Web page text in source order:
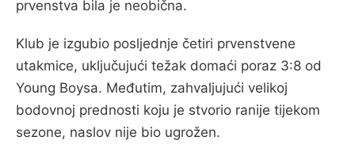
prvenstva bila je neobična.
Klub je izgubio posljednje četiri prvenstvene
utakmice, uključujući težak domaći poraz 3:8 od
Young Boysa. Međutim, zahvaljujući velikoj
bodovnoj prednosti koju je stvorio ranije tijekom
sezone, naslov nije bio ugrožen.